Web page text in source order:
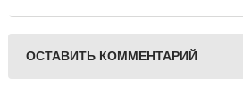
"Троицкие обереги"
ОСТАВИТЬ КОММЕНТАРИЙ